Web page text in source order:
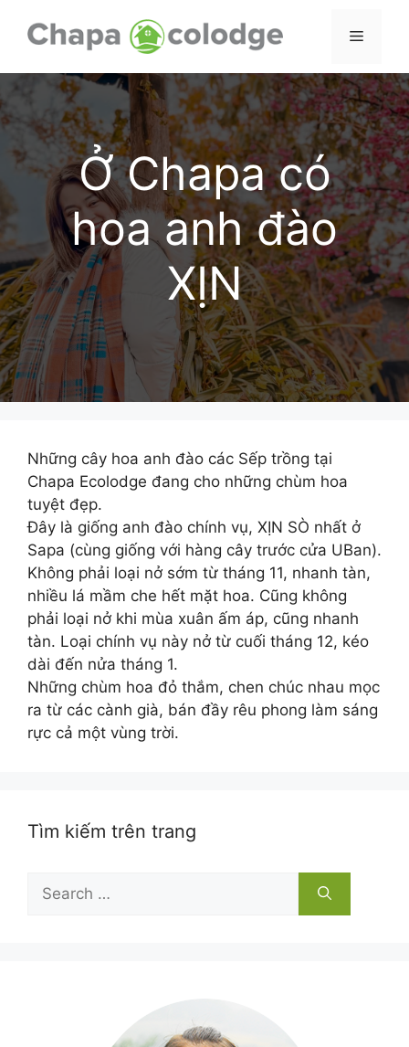
Menu
Ở Chapa có
hoa anh đào
XỊN
Những cây hoa anh đào các Sếp trồng tại
Chapa Ecolodge đang cho những chùm hoa
tuyệt đẹp.
Đây là giống anh đào chính vụ, XỊN SÒ nhất ở
Sapa (cùng giống với hàng cây trước cửa UBan).
Không phải loại nở sớm từ tháng 11, nhanh tàn,
nhiều lá mầm che hết mặt hoa. Cũng không
phải loại nở khi mùa xuân ấm áp, cũng nhanh
tàn. Loại chính vụ này nở từ cuối tháng 12, kéo
dài đến nửa tháng 1.
Những chùm hoa đỏ thắm, chen chúc nhau mọc
ra từ các cành già, bán đầy rêu phong làm sáng
rực cả một vùng trời.
Tìm kiếm trên trang
Search
for: